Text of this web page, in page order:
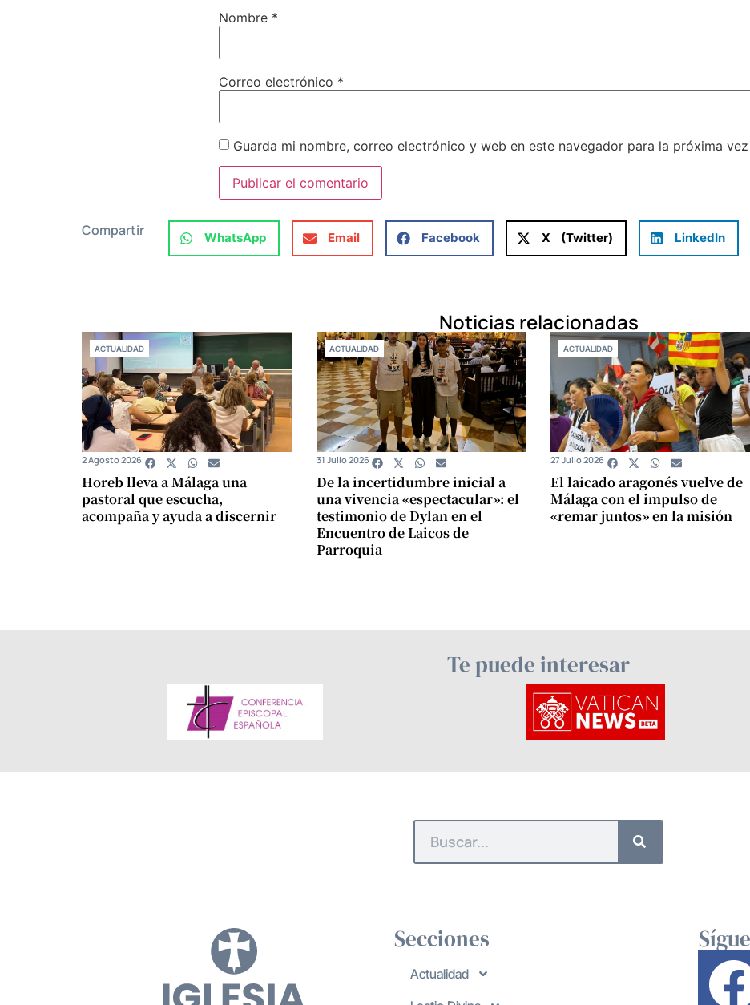
Nombre *
Correo electrónico *
Guarda mi nombre, correo electrónico y web en este navegador para la próxima
Compartir WhatsApp Email Facebook X (Twitter) LinkedIn
Noticias relacionadas
ACTUALIDAD
Horeb lleva a Málaga una
pastoral que escucha,
acompaña y ayuda a discernir
2 Agosto 2026
ACTUALIDAD
De la incertidumbre inicial a
una vivencia «espectacular»: el
testimonio de Dylan en el
Encuentro de Laicos de
Parroquia
31 Julio 2026
ACTUALIDAD
El laicado aragonés vuelve de
Málaga con el impulso de
«remar juntos» en la misión
27 Julio 2026
Te puede interesar
Secciones
Actualidad